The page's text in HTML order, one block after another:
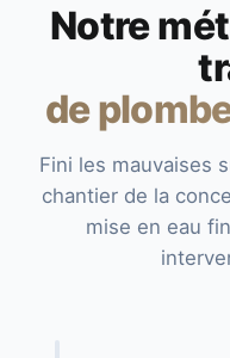
Notre
de
Fini les mauvaises
chantier de la
mise en eau